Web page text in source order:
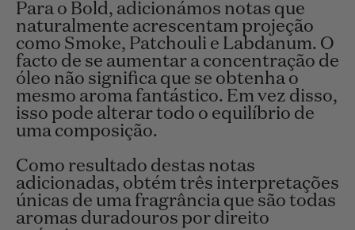
Para o Bold, adicionámos notas que
naturalmente acrescentam projeção
como Smoke, Patchouli e Labdanum. O
facto de se aumentar a concentração de
óleo não significa que se obtenha o
mesmo aroma fantástico. Em vez disso,
isso pode alterar todo o equilíbrio de
uma composição.
Como resultado destas notas
adicionadas, obtém três interpretações
únicas de uma fragrância que são todas
aromas duradouros por direito